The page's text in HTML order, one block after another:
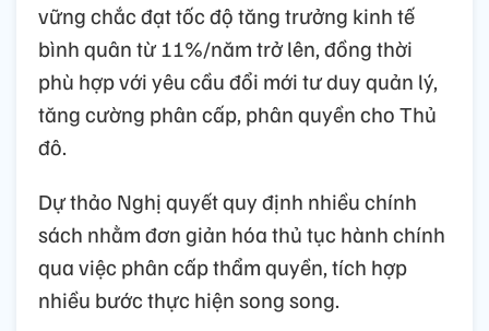
vững chắc đạt tốc độ tăng trưởng kinh tế
bình quân từ 11%/năm trở lên, đồng thời
phù hợp với yêu cầu đổi mới tư duy quản lý,
tăng cường phân cấp, phân quyền cho Thủ
đô.
Dự thảo Nghị quyết quy định nhiều chính
sách nhằm đơn giản hóa thủ tục hành chính
qua việc phân cấp thẩm quyền, tích hợp
nhiều bước thực hiện song song.